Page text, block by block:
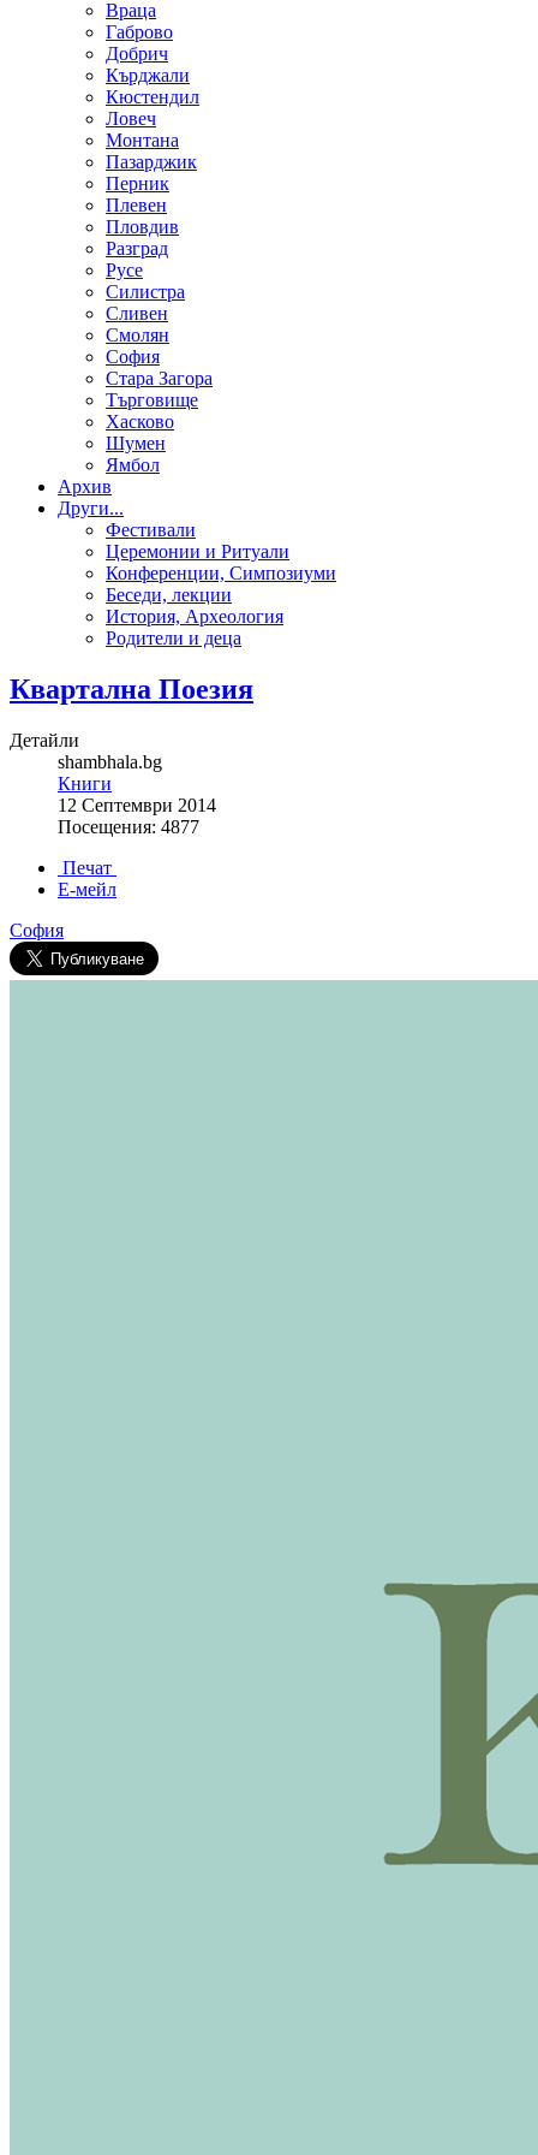
Враца
Габрово
Добрич
Кърджали
Кюстендил
Ловеч
Монтана
Пазарджик
Перник
Плевен
Пловдив
Разград
Русе
Силистра
Сливен
Смолян
София
Стара Загора
Търговище
Хасково
Шумен
Ямбол
Aрхив
Други...
Фестивали
Церемонии и Ритуали
Конференции, Симпозиуми
Беседи, лекции
История, Археология
Родители и деца
Квартална Поезия
Детайли
shambhala.bg
Книги
12 Септември 2014
Посещения: 4877
Печат
Е-мейл
София